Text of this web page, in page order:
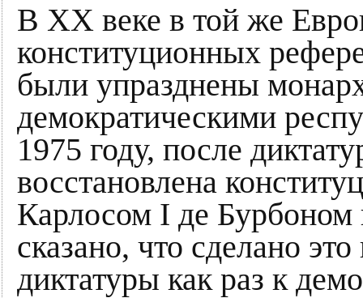
В ХХ веке в той же
конституционных
были упразднены
демократическими
1975 году, после
восстановлена
Карлосом I де Бурбоном
сказано, что сделано
диктатуры как раз к